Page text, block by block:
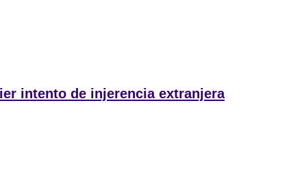
intento de injerencia extranjera